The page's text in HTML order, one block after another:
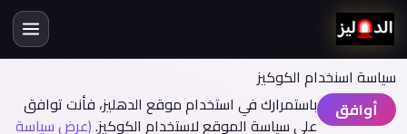
سياسة اسنخدام الكوكيز
أوافق
باستمرارك في استخدام موقع الدهليز، فأنت توافق
على سياسة الموقع لاستخدام الكوكيز.(عرض سياسة